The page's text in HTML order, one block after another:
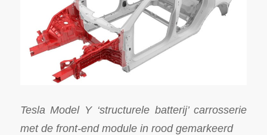
Tesla Model Y ‘structurele batterij’ carrosserie
met de front-end module in rood gemarkeerd